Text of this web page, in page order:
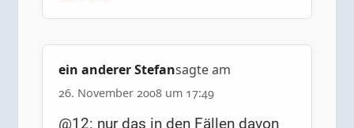
ein anderer Stefansagte am
26. November 2008 um 17:49
@12: nur das in den Fällen davon